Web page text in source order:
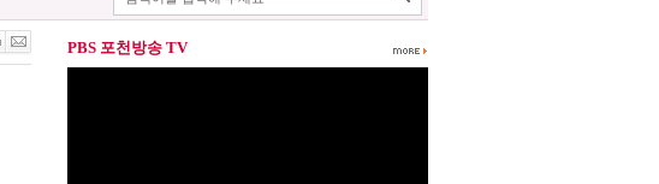
PBS 포천방송 TV